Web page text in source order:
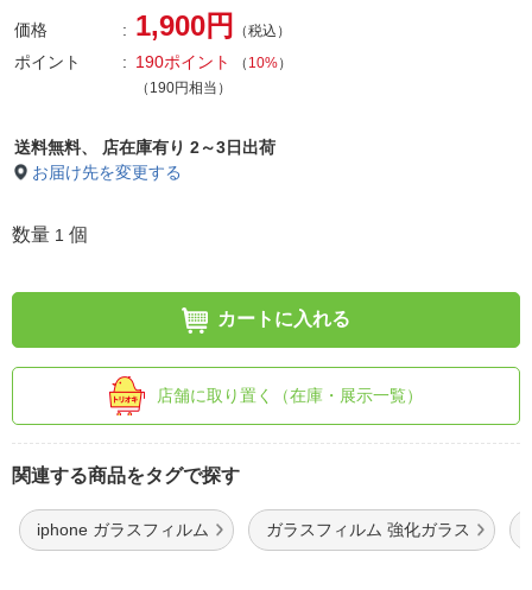
価格 1,900円 （税込）
ポイント 190ポイント （ 10%）
（190円相当）
送料無料、
店在庫有り 2～3日出荷
お届け先を変更する
数量 1 個
カートに入れる
店舗に取り置く（在庫・展示一覧）
関連する商品をタグで探す
iphone ガラスフィルム ガラスフィルム 強化ガラス